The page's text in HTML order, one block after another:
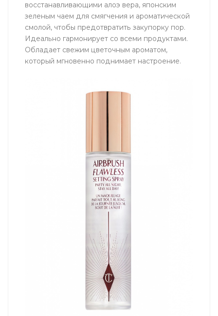
восстанавливающими алоэ вера, японским
зеленым чаем для смягчения и ароматической
смолой, чтобы предотвратить закупорку пор.
Идеально гармонирует со всеми продуктами.
Обладает свежим цветочным ароматом,
который мгновенно поднимает настроение.